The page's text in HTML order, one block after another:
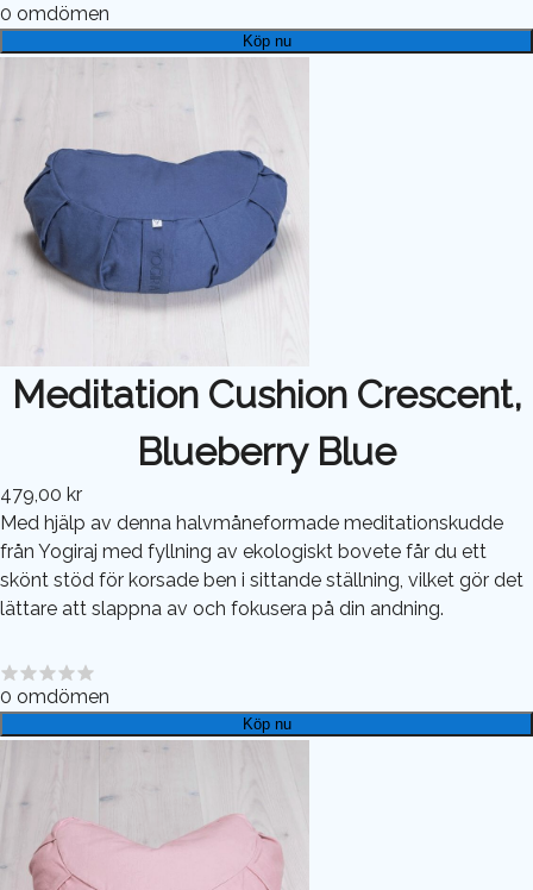
0 omdömen
Köp nu
Meditation Cushion Crescent,
Blueberry Blue
479,00 kr
Med hjälp av denna halvmåneformade meditationskudde
från Yogiraj med fyllning av ekologiskt bovete får du ett
skönt stöd för korsade ben i sittande ställning, vilket gör det
lättare att slappna av och fokusera på din andning.
0 omdömen
Köp nu